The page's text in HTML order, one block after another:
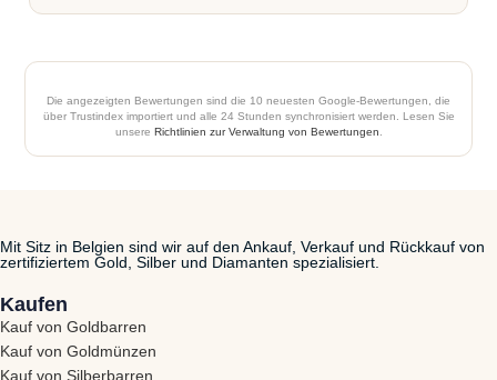
Die angezeigten Bewertungen sind die 10 neuesten Google-Bewertungen, die
über Trustindex importiert und alle 24 Stunden synchronisiert werden. Lesen Sie
unsere Richtlinien zur Verwaltung von Bewertungen
Mit Sitz in Belgien sind wir auf den Ankauf, Verkauf und Rückkauf von
zertifiziertem Gold, Silber und Diamanten spezialisiert.
Kaufen
Kauf von Goldbarren
Kauf von Goldmünzen
Kauf von Silberbarren